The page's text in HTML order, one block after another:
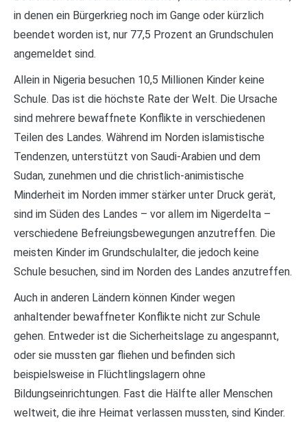
in denen ein Bürgerkrieg noch im Gange oder kürzlich
beendet worden ist, nur 77,5 Prozent an Grundschulen
angemeldet sind.
Allein in Nigeria besuchen 10,5 Millionen Kinder keine
Schule. Das ist die höchste Rate der Welt. Die Ursache
sind mehrere bewaffnete Konflikte in verschiedenen
Teilen des Landes. Während im Norden islamistische
Tendenzen, unterstützt von Saudi-Arabien und dem
Sudan, zunehmen und die christlich-animistische
Minderheit im Norden immer stärker unter Druck gerät,
sind im Süden des Landes – vor allem im Nigerdelta –
verschiedene Befreiungsbewegungen anzutreffen. Die
meisten Kinder im Grundschulalter, die jedoch keine
Schule besuchen, sind im Norden des Landes anzutreffen.
Auch in anderen Ländern können Kinder wegen
anhaltender bewaffneter Konflikte nicht zur Schule
gehen. Entweder ist die Sicherheitslage zu angespannt,
oder sie mussten gar fliehen und befinden sich
beispielsweise in Flüchtlingslagern ohne
Bildungseinrichtungen. Fast die Hälfte aller Menschen
weltweit, die ihre Heimat verlassen mussten, sind Kinder.